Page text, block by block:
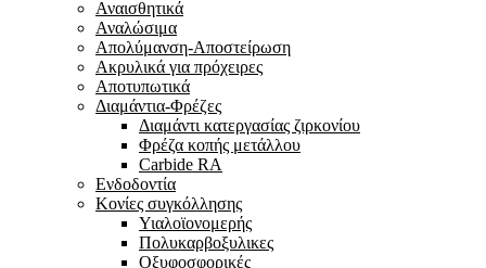
Αναισθητικά
Αναλώσιμα
Απολύμανση-Αποστείρωση
Ακρυλικά για πρόχειρες
Αποτυπωτικά
Διαμάντια-Φρέζες
Διαμάντι κατεργασίας ζιρκονίου
Φρέζα κοπής μετάλλου
Carbide RA
Ενδοδοντία
Κονίες συγκόλλησης
Υιαλοϊονομερής
Πολυκαρβοξυλικες
Οξυφοσφορικές